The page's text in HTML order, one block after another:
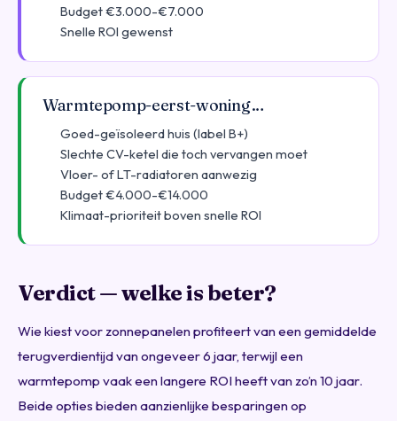
Budget €3.000-€7.000
Snelle ROI gewenst
Warmtepomp-eerst-woning…
Goed-geïsoleerd huis (label B+)
Slechte CV-ketel die toch vervangen moet
Vloer- of LT-radiatoren aanwezig
Budget €4.000-€14.000
Klimaat-prioriteit boven snelle ROI
Verdict — welke is beter?
Wie kiest voor zonnepanelen profiteert van een gemiddelde
terugverdientijd van ongeveer 6 jaar, terwijl een
warmtepomp vaak een langere ROI heeft van zo’n 10 jaar.
Beide opties bieden aanzienlijke besparingen op